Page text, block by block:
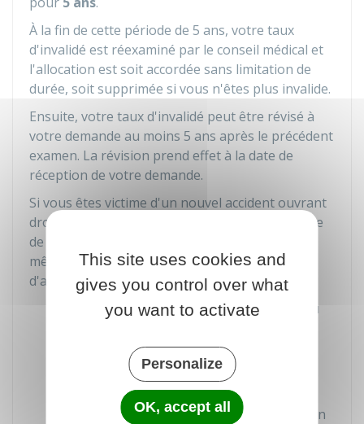
À la fin de cette période de 5 ans, votre taux
d'invalidé est réexaminé par le conseil médical et
l'allocation est soit accordée sans limitation de
durée, soit supprimée si vous n'êtes plus invalide.
Ensuite, votre taux d'invalidé peut être révisé à
votre demande au moins 5 ans après le précédent
examen. La révision prend effet à la date de
réception de votre demande.
Si vous êtes victime d'un nouvel accident ouvrant
droit à allocation, vous devez faire une demande
de réexamen de votre taux d'invalidé dans le
même délai que pour la demande initiale
d'allocation :
Dans le délai d'un an à partir du jour où
consolidation de votre blessure ou de
votre état de santé
Ou dans l'année qui suit la date de
constatation officielle de la consolidation
This site uses cookies and
gives you control over what
you want to activate
Personalize
OK, accept all